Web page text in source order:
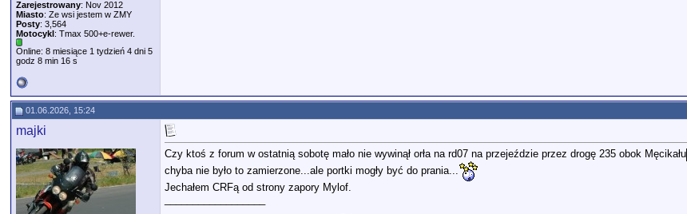
Zarejestrowany: Nov 2012
Miasto: Ze wsi jestem w ZMY
Posty: 3,564
Motocykl: Tmax 500+e-rewer.
Online: 8 miesiące 1 tydzień 4 dni 5
godz 8 min 16 s
01.06.2026, 15:24
majki
Czy ktoś z forum w ostatnią sobotę mało nie wywinął orła na rd07 na przejeździe przez drogę 235 obok Męcikału
chyba nie było to zamierzone...ale portki mogły być do prania...
Jechałem CRFą od strony zapory Mylof.